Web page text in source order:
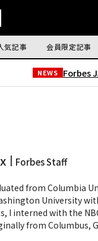
気記事 会員限定記事
NEWS Forbes
Forbes Staff
from Columbia
University
I interned with the
from Columbus,